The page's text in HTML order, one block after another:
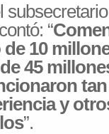
contó: “
10
45
y
”.